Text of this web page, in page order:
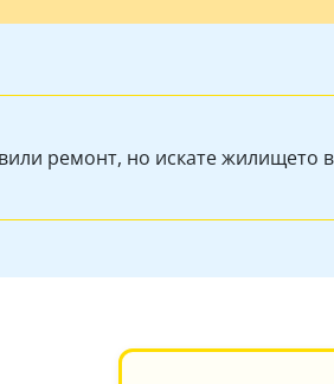
ремонт, но искате жилището